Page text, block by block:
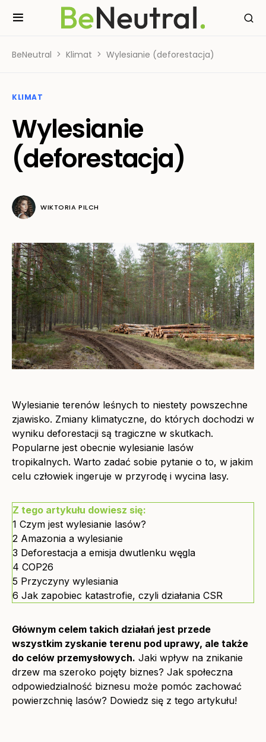
BeNeutral Klimat Wylesianie (deforestacja)
KLIMAT
Wylesianie
(deforestacja)
WIKTORIA PILCH
Wylesianie terenów leśnych to niestety powszechne
zjawisko. Zmiany klimatyczne, do których dochodzi w
wyniku deforestacji są tragiczne w skutkach.
Popularne jest obecnie wylesianie lasów
tropikalnych. Warto zadać sobie pytanie o to, w jakim
celu człowiek ingeruje w przyrodę i wycina lasy.
Z tego artykułu dowiesz się:
1 Czym jest wylesianie lasów?
2 Amazonia a wylesianie
3 Deforestacja a emisja dwutlenku węgla
4 COP26
5 Przyczyny wylesiania
6 Jak zapobiec katastrofie, czyli działania CSR
Głównym celem takich działań jest przede
wszystkim zyskanie terenu pod uprawy, ale także
do celów przemysłowych. Jaki wpływ na znikanie
drzew ma szeroko pojęty biznes? Jak społeczna
odpowiedzialność biznesu może pomóc zachować
powierzchnię lasów? Dowiedz się z tego artykułu!